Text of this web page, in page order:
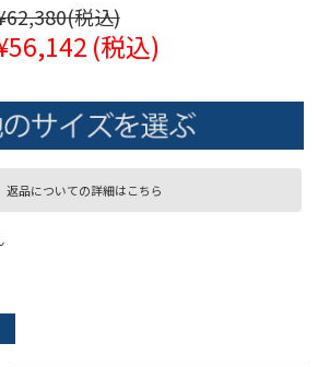
(税込)
(税込)
返品についての詳細はこちら